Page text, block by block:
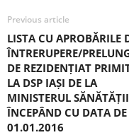
Previous article
LISTA CU APROBĂRILE
ÎNTRERUPERE/
DE REZIDENȚIAT
LA DSP IAȘI DE LA
MINISTERUL SĂNĂTĂȚII
ÎNCEPÂND CU DATA DE
01.01.2016